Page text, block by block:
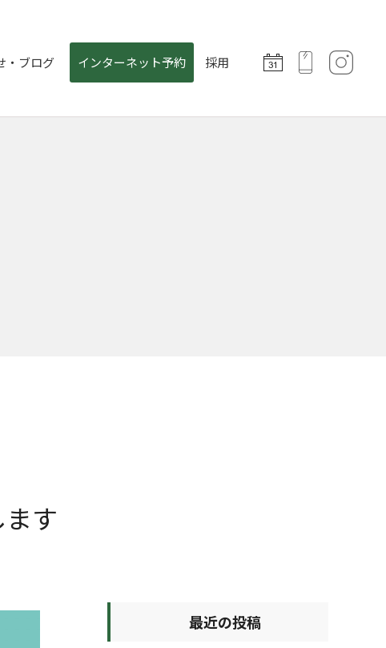
・ブログ インターネット予約 採用
す
最近の投稿